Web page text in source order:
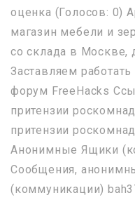
оценка (Голосов: 0)
магазин мебели и
со склада в Москве,
Заставляем
форум FreeHacks
притензии
притензии
Анонимные Ящики
Сообщения,
(коммуникации)